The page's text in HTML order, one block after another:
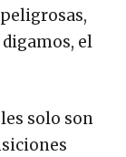
el
solo son